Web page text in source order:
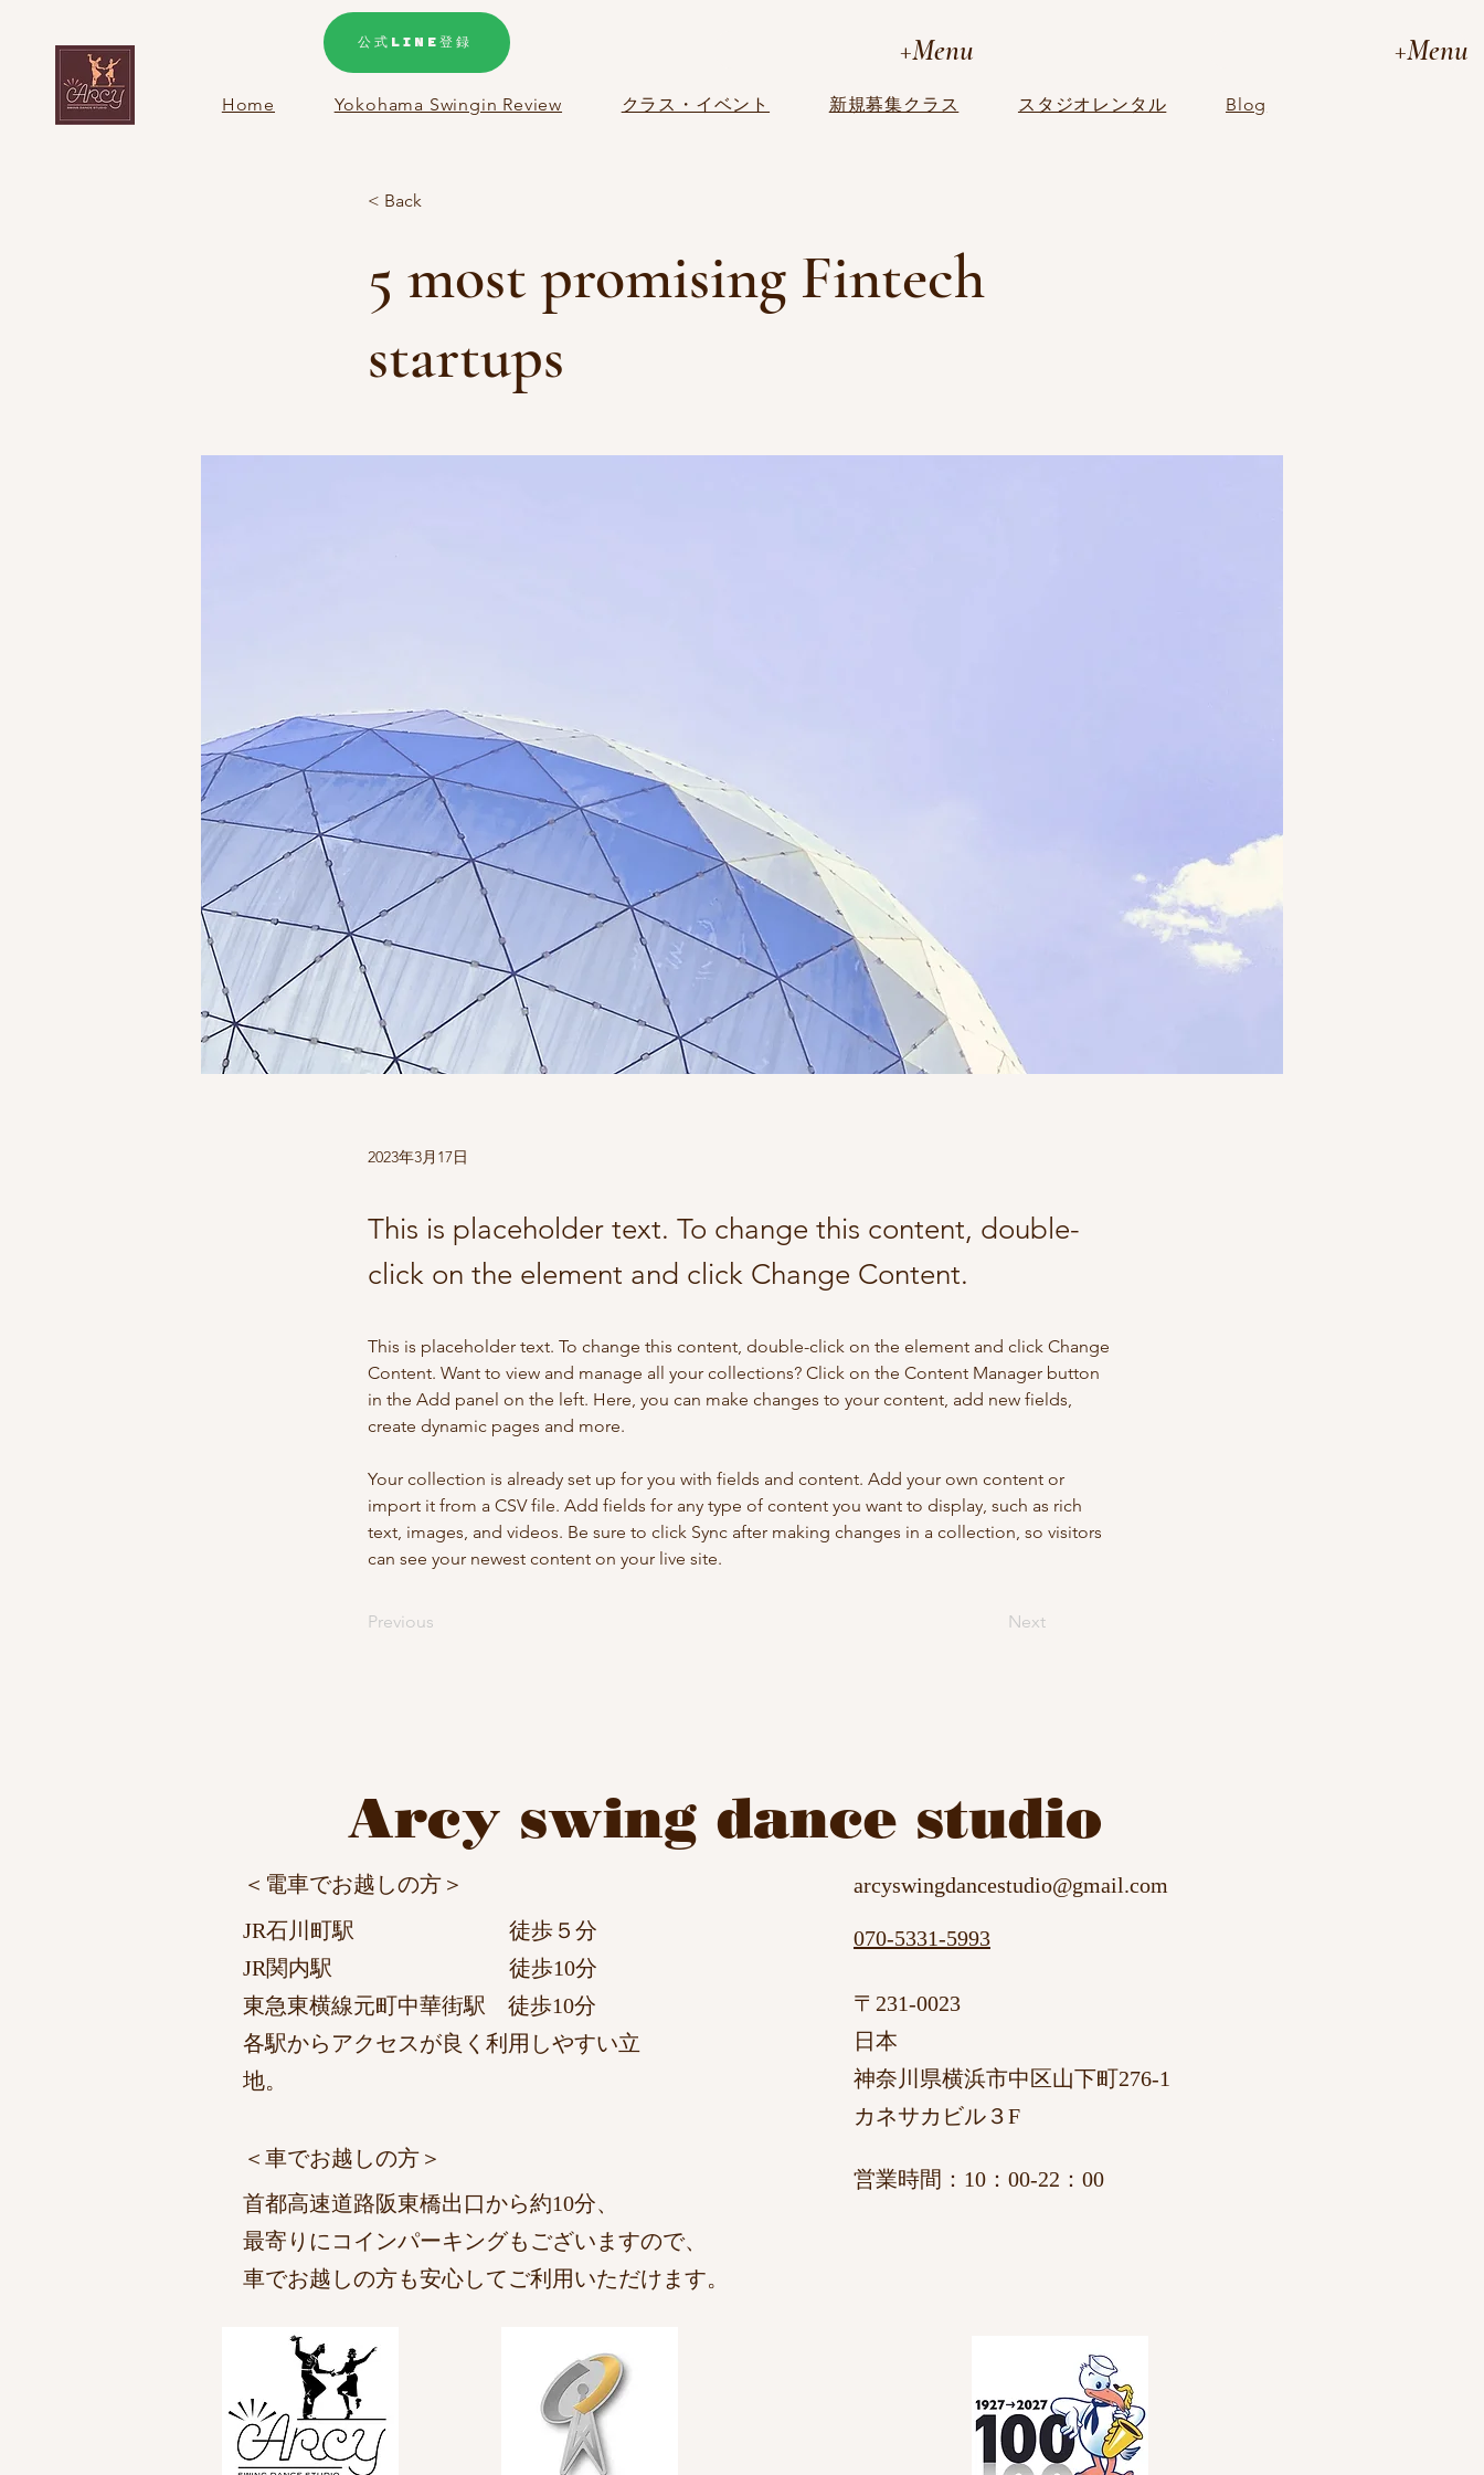
公式LINE登録
Home Yokohama Swingin Review クラス・イベント 新規募集クラス スタジオレンタル Blog
< Back
5 most promising Fintech
startups
2023年3月17日
This is placeholder text. To change this content, double-
click on the element and click Change Content.
This is placeholder text. To change this content, double-click on the element and click Change
Content. Want to view and manage all your collections? Click on the Content Manager button
in the Add panel on the left. Here, you can make changes to your content, add new fields,
create dynamic pages and more.
Your collection is already set up for you with fields and content. Add your own content or
import it from a CSV file. Add fields for any type of content you want to display, such as rich
text, images, and videos. Be sure to click Sync after making changes in a collection, so visitors
can see your newest content on your live site.
Previous Next
+Menu +Menu
​Arcy swing dance studio
​＜電車でお越しの方＞
JR石川町駅 徒歩５分
JR関内駅 徒歩10分​
東急東横線元町中華街駅 徒歩10分
各駅からアクセスが良く利用しやすい立
地。
​＜車でお越しの方＞
首都高速道路阪東橋出口から約10分、
最寄りにコインパーキングもございますので、
車でお越しの方も安心してご利用いただけます。
arcyswingdancestudio@gmail.com
070-5331-5993
〒231-0023
日本
神奈川県横浜市中区山下町276-1
カネサカビル３F
​営業時間：10：00-22：00